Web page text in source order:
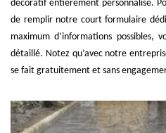
décoratif entièrement personnalisé.
de remplir notre court formulaire
maximum d’informations possibles,
détaillé. Notez qu’avec notre
se fait gratuitement et sans